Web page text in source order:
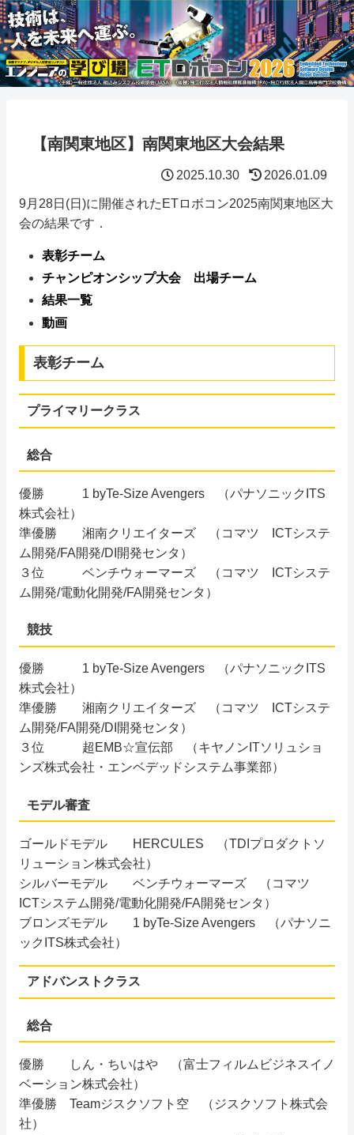
【南関東地区】南関東地区大会結果
2025.10.30 2026.01.09
9月28日(日)に開催されたETロボコン2025南関東地区大
会の結果です．
表彰チーム
チャンピオンシップ大会 出場チーム
結果一覧
動画
表彰チーム
プライマリークラス
総合
優勝 1 byTe-Size Avengers （パナソニックITS
株式会社）
準優勝 湘南クリエイターズ （コマツ ICTシステ
ム開発/FA開発/DI開発センタ）
３位 ベンチウォーマーズ （コマツ ICTシステ
ム開発/電動化開発/FA開発センタ）
競技
優勝 1 byTe-Size Avengers （パナソニックITS
株式会社）
準優勝 湘南クリエイターズ （コマツ ICTシステ
ム開発/FA開発/DI開発センタ）
３位 超EMB☆宣伝部 （キヤノンITソリュショ
ンズ株式会社・エンベデッドシステム事業部）
モデル審査
ゴールドモデル HERCULES （TDIプロダクトソ
リューション株式会社）
シルバーモデル ベンチウォーマーズ （コマツ
ICTシステム開発/電動化開発/FA開発センタ）
ブロンズモデル 1 byTe-Size Avengers （パナソニ
ックITS株式会社）
アドバンストクラス
総合
優勝 しん・ちいはや （富士フィルムビジネスイノ
ベーション株式会社）
準優勝 Teamジスクソフト空 （ジスクソフト株式会
社）